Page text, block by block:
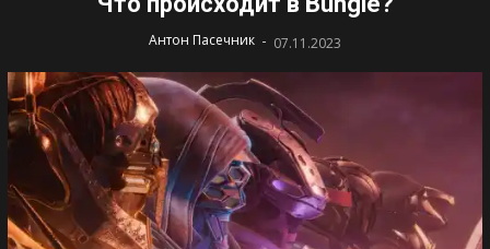
Антон Пасечник - 07.11.2023